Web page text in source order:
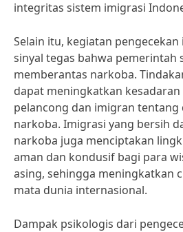
integritas sistem imigrasi
Selain itu, kegiatan
sinyal tegas bahwa pemerintah
memberantas narkoba.
dapat meningkatkan
pelancong dan imigran
narkoba. Imigrasi yang bersih
narkoba juga menciptakan
aman dan kondusif bagi para
asing, sehingga meningkatkan
mata dunia internasional.
Dampak psikologis dari